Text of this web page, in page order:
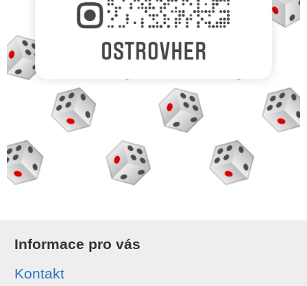
Informace pro vás
Kontakt